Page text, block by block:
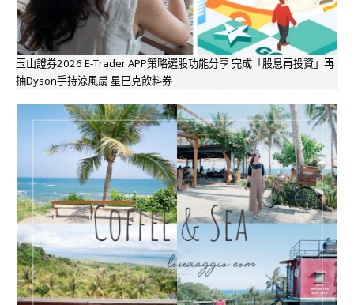
玉山證券2026 E-Trader APP策略選股功能分享 完成「股息再投資」再
抽Dyson手持涼風扇 星巴克飲料券